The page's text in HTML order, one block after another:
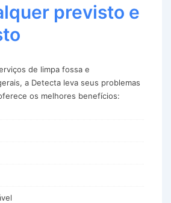
previsto e
de limpa fossa e
a Detecta leva seus problemas
os melhores benefícios: